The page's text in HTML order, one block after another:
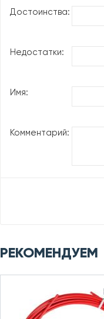
Достоинства:
Недостатки:
Имя:
Комментарий:
РЕКОМЕНДУЕМ